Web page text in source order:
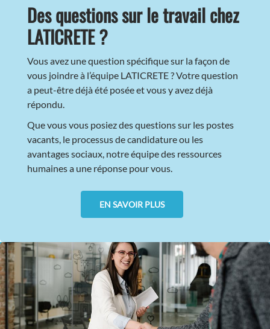
Des questions sur le travail chez
LATICRETE ?
Vous avez une question spécifique sur la façon de
vous joindre à l’équipe LATICRETE ? Votre question
a peut-être déjà été posée et vous y avez déjà
répondu.
Que vous vous posiez des questions sur les postes
vacants, le processus de candidature ou les
avantages sociaux, notre équipe des ressources
humaines a une réponse pour vous.
EN SAVOIR PLUS